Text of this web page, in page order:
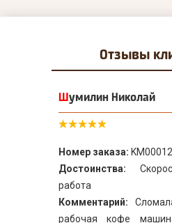
Отзывы
Шумилин Николай
Номер заказа: KM00012
Достоинства:
работа
Комментарий:
рабочая кофе